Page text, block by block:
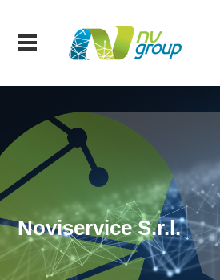
Noviservice S.r.l.